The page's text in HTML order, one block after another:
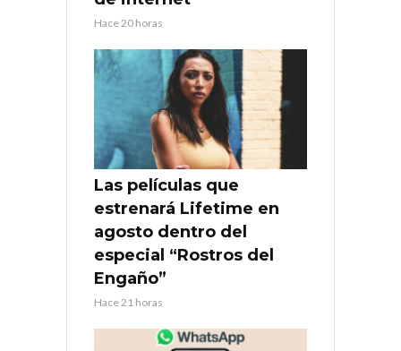
Hace 20 horas
Las películas que
estrenará Lifetime en
agosto dentro del
especial “Rostros del
Engaño”
Hace 21 horas